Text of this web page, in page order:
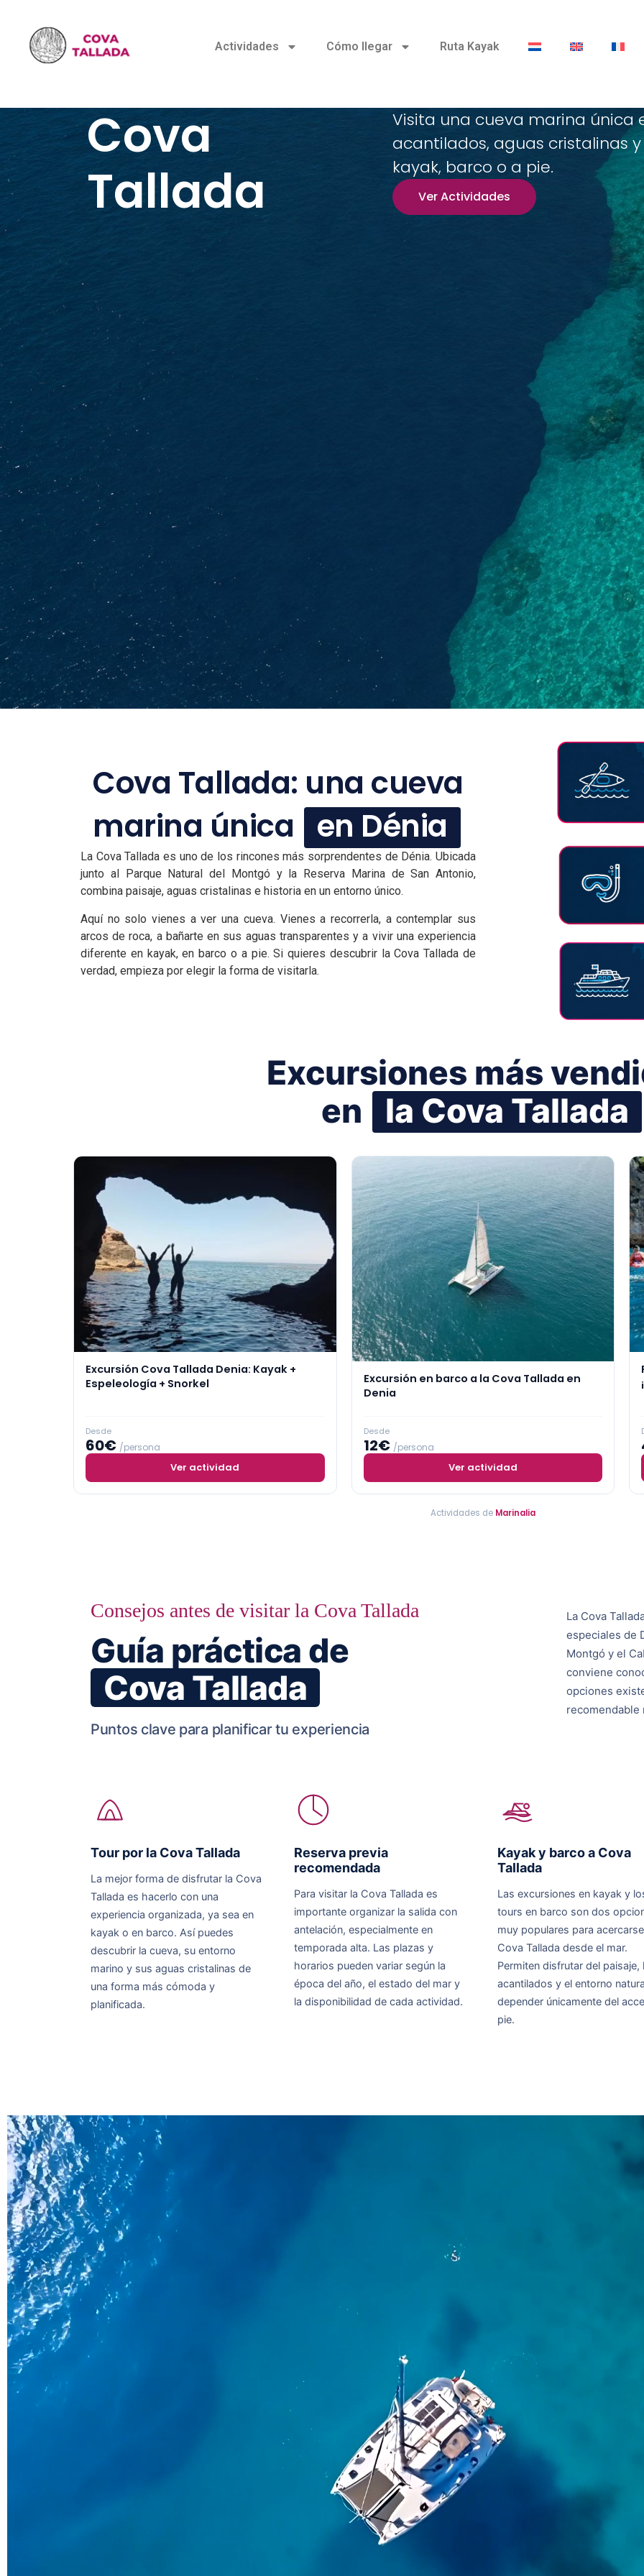
Actividades Cómo llegar Ruta Kayak
Cova
Tallada
Visita una cueva marina única
acantilados, aguas cristalinas
kayak, barco o a pie.
Ver Actividades
Cova Tallada: una cueva
marina única en Dénia
La Cova Tallada es uno de los rincones más sorprendentes de Dénia. Ubicada
junto al Parque Natural del Montgó y la Reserva Marina de San Antonio,
combina paisaje, aguas cristalinas e historia en un entorno único.
Aquí no solo vienes a ver una cueva. Vienes a recorrerla, a contemplar sus
arcos de roca, a bañarte en sus aguas transparentes y a vivir una experiencia
diferente en kayak, en barco o a pie. Si quieres descubrir la Cova Tallada de
verdad, empieza por elegir la forma de visitarla.
Excursiones más
en
la Cova Tallada
Excursión Cova Tallada Denia: Kayak +
Espeleología + Snorkel
Desde
60€ /persona
Ver actividad
Excursión en barco a la Cova Tallada en
Denia
Desde
12€ /persona
Ver actividad
Actividades de Marinalia
Consejos antes de visitar la Cova Tallada
Guía práctica de
Cova Tallada
Puntos clave para planificar tu experiencia
La Cova
especiales de
Montgó y el
conviene
opciones
recomendable
Tour por la Cova Tallada
La mejor forma de disfrutar la Cova
Tallada es hacerlo con una
experiencia organizada, ya sea en
kayak o en barco. Así puedes
descubrir la cueva, su entorno
marino y sus aguas cristalinas de
una forma más cómoda y
planificada.
Reserva previa
recomendada
Para visitar la Cova Tallada es
importante organizar la salida con
antelación, especialmente en
temporada alta. Las plazas y
horarios pueden variar según la
época del año, el estado del mar y
la disponibilidad de cada actividad.
Kayak y barco a Cova
Tallada
Las excursiones en kayak y
tours en barco son dos
muy populares para
Cova Tallada desde el mar.
Permiten disfrutar del paisaje,
acantilados y el entorno
depender únicamente del
pie.